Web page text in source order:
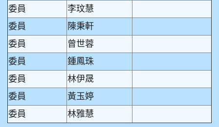
委員
李玟慧
委員
陳秉軒
委員
曾世蓉
委員
鍾鳳珠
委員
林伊晟
委員
黃玉婷
委員
林雅慧